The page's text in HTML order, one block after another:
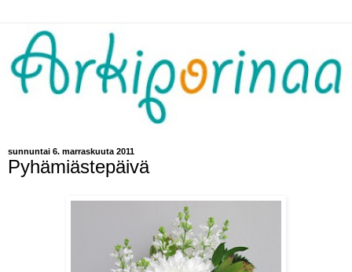
sunnuntai 6. marraskuuta 2011
Pyhämiästepäivä